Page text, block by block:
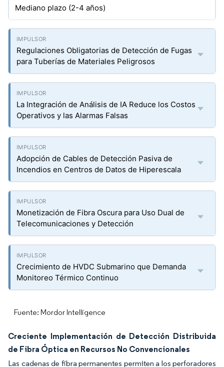
Mediano plazo (2-4 años)
Regulaciones Obligatorias de Detección de Fugas
para Tuberías de Materiales Peligrosos
La Integración de Análisis de IA Reduce los Costos
Operativos y las Alarmas Falsas
Adopción de Cables de Detección Pasiva de
Incendios en Centros de Datos de Hiperescala
Monetización de Fibra Oscura para Uso Dual de
Telecomunicaciones y Detección
Crecimiento de HVDC Submarino que Demanda
Monitoreo Térmico Continuo
Fuente: Mordor Intelligence
Creciente Implementación de Detección Distribuida
de Fibra Óptica en Recursos No Convencionales
Las cadenas de fibra permanentes permiten a los perforadores